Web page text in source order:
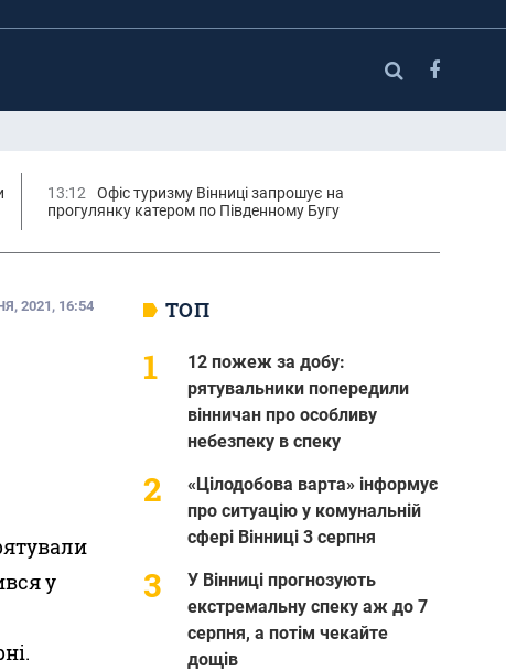
13:12
Офіс туризму Вінниці запрошує на
прогулянку катером по Південному Бугу
2021, 16:54
у
ТОП
12 пожеж за добу:
рятувальники попередили
вінничан про особливу
небезпеку в спеку
«Цілодобова варта» інформує
про ситуацію у комунальній
сфері Вінниці 3 серпня
У Вінниці прогнозують
екстремальну спеку аж до 7
серпня, а потім чекайте
дощів